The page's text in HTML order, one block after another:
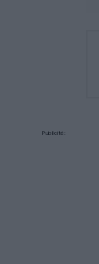
Publicité: